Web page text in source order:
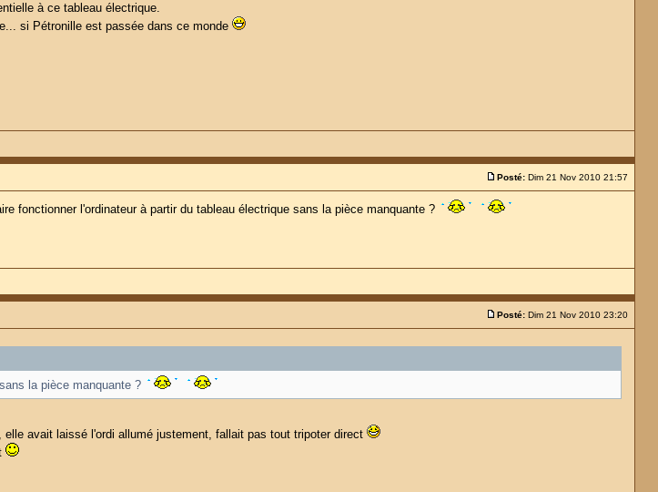
à ce tableau électrique.
si Pétronille est passée dans ce monde
Posté: Dim 21 Nov 2010 21:57
fonctionner l'ordinateur à partir du tableau électrique sans la pièce manquante ?
Posté: Dim 21 Nov 2010 23:20
la pièce manquante ?
avait laissé l'ordi allumé justement, fallait pas tout tripoter direct